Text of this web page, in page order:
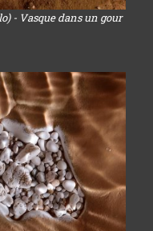
- Vasque dans un gour